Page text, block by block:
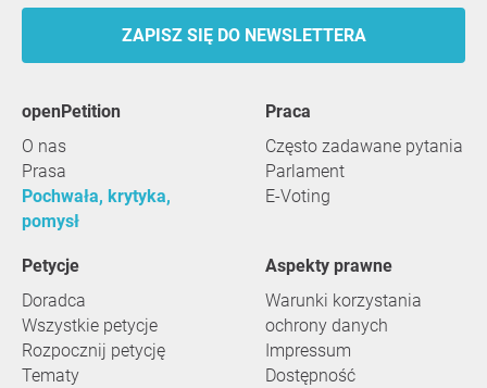
ZAPISZ SIĘ DO NEWSLETTERA
openPetition
O nas
Prasa
Pochwała, krytyka,
pomysł
praca
Często zadawane pytania
Parlament
E-Voting
Petycje
Doradca
Wszystkie petycje
Rozpocznij petycję
Tematy
Aspekty prawne
Warunki korzystania
ochrony danych
Impressum
Dostępność